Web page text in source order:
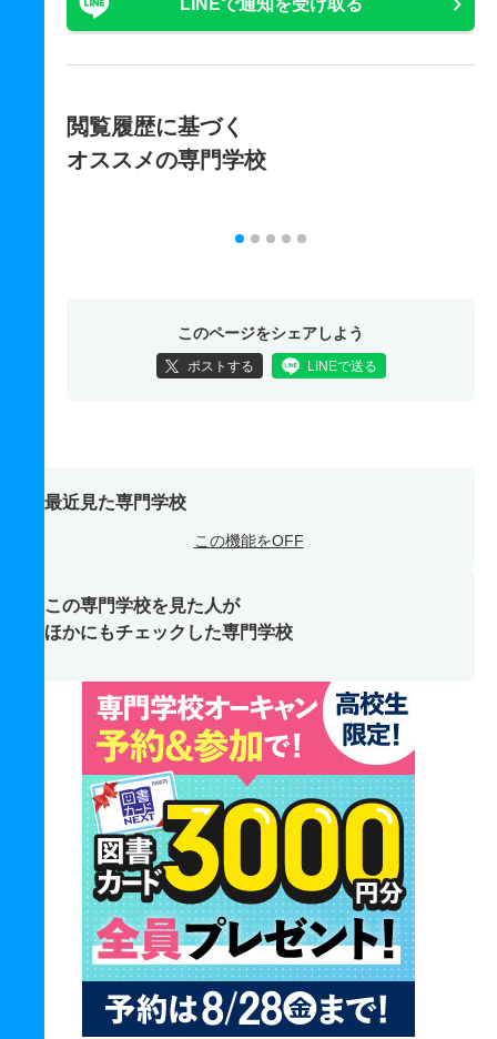
LINEで通知を受け取る
閲覧履歴に基づく
オススメの専門学校
このページをシェアしよう
ポストする LINEで送る
最近見た専門学校
この機能をOFF
この専門学校を見た人が
ほかにもチェックした専門学校